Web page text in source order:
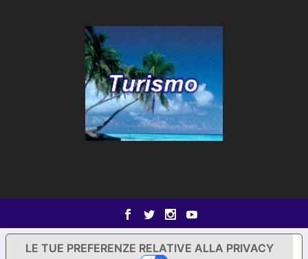
LE TUE PREFERENZE RELATIVE ALLA PRIVACY